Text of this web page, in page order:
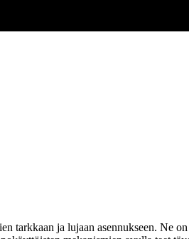
ja lujaan asennukseen. Ne